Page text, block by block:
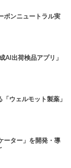
ボンニュートラル実
AI出荷検品アプリ」
ウェルモット製薬」
ーター」を開発・導